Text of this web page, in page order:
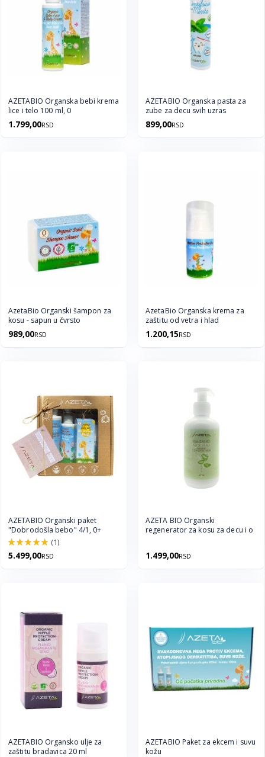
AZETABIO Organska bebi krema
lice i telo 100 ml, 0
1.799,00RSD
AZETABIO Organska pasta za
zube za decu svih uzras
899,00RSD
AzetaBio Organski šampon za
kosu - sapun u čvrsto
989,00RSD
AzetaBio Organska krema za
zaštitu od vetra i hlad
1.200,15RSD
AZETABIO Organski paket
"Dobrodošla bebo" 4/1, 0+
100.0%
(1)
5.499,00RSD
AZETA BIO Organski
regenerator za kosu za decu i o
1.499,00RSD
AZETABIO Organsko ulje za
zaštitu bradavica 20 ml
AZETABIO Paket za ekcem i suvu
kožu